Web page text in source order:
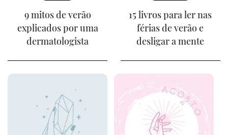
9 mitos de verão
explicados por uma
dermatologista
15 livros para ler nas
férias de verão e
desligar a mente